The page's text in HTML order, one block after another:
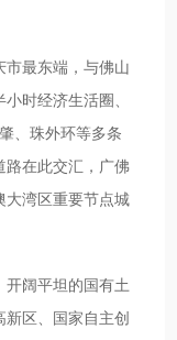
市最东端，与佛山
时经济生活圈、
、珠外环等多条
路在此交汇，广佛
大湾区重要节点城
开阔平坦的国有土
新区、国家自主创